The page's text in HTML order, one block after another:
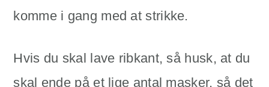
komme i gang med at strikke.
Hvis du skal lave ribkant, så husk, at du
skal ende på et lige antal masker, så det